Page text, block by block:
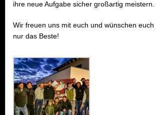
ihre neue Aufgabe sicher großartig meistern.
Wir freuen uns mit euch und wünschen
nur das Beste!